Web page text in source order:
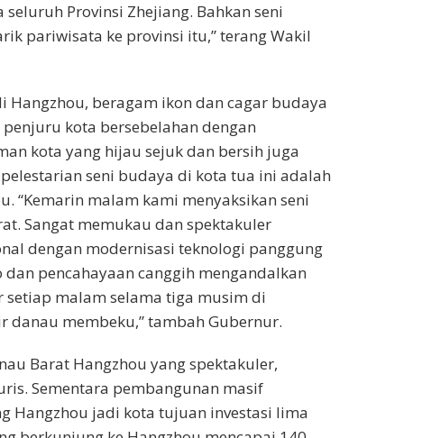
Provinsi Zhejiang. Bahkan seni
pariwisata ke provinsi itu,” terang Wakil
beragam ikon dan cagar budaya
kota bersebelahan dengan
kota yang hijau sejuk dan bersih juga
seni budaya di kota tua ini adalah
“Kemarin malam kami menyaksikan seni
Sangat memukau dan spektakuler
dengan modernisasi teknologi panggung
pencahayaan canggih mengandalkan
setiap malam selama tiga musim di
danau membeku,” tambah Gubernur.
Barat Hangzhou yang spektakuler,
Sementara pembangunan masif
Hangzhou jadi kota tujuan investasi lima